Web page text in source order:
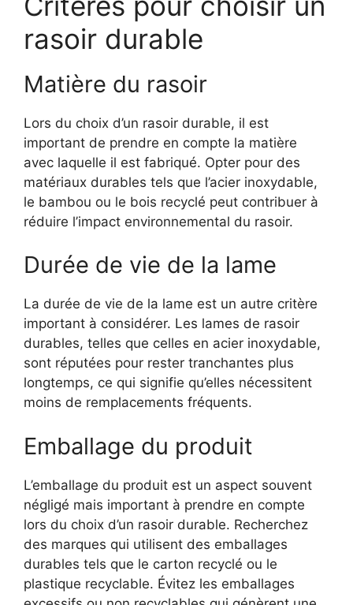
rasoir durable
Matière du rasoir
Lors du choix d’un rasoir durable, il est
important de prendre en compte la matière
avec laquelle il est fabriqué. Opter pour des
matériaux durables tels que l’acier inoxydable,
le bambou ou le bois recyclé peut contribuer à
réduire l’impact environnemental du rasoir.
Durée de vie de la lame
La durée de vie de la lame est un autre critère
important à considérer. Les lames de rasoir
durables, telles que celles en acier inoxydable,
sont réputées pour rester tranchantes plus
longtemps, ce qui signifie qu’elles nécessitent
moins de remplacements fréquents.
Emballage du produit
L’emballage du produit est un aspect souvent
négligé mais important à prendre en compte
lors du choix d’un rasoir durable. Recherchez
des marques qui utilisent des emballages
durables tels que le carton recyclé ou le
plastique recyclable. Évitez les emballages